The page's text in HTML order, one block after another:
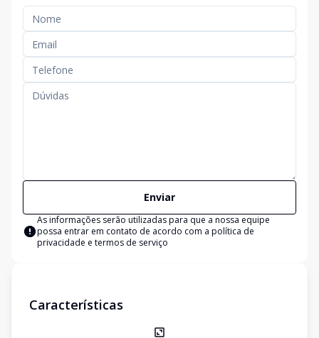
Enviar
As informações serão utilizadas para que a nossa equipe
possa entrar em contato de acordo com a política de
privacidade e termos de serviço
Características